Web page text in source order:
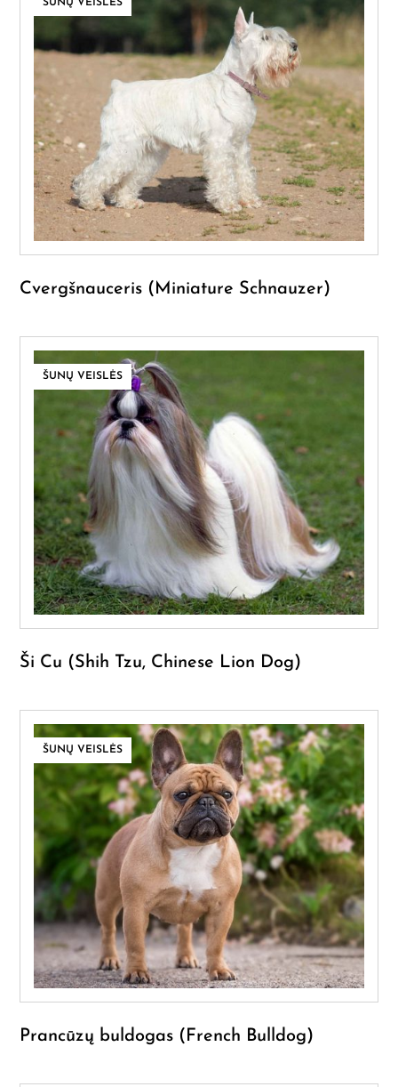
ŠUNŲ VEISLĖS
Cvergšnauceris (Miniature Schnauzer)
ŠUNŲ VEISLĖS
Ši Cu (Shih Tzu, Chinese Lion Dog)
ŠUNŲ VEISLĖS
Prancūzų buldogas (French Bulldog)